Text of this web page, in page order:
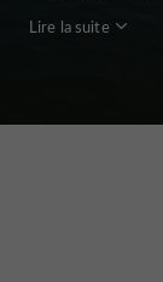
Lire la suite